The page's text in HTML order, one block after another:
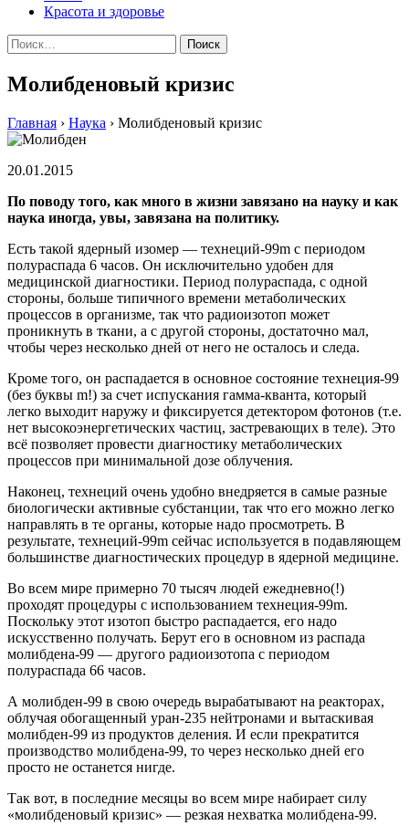
Красота и здоровье
Найти:
Молибденовый кризис
Главная › Наука › Молибденовый кризис
20.01.2015
По поводу того, как много в жизни завязано на науку и как
наука иногда, увы, завязана на политику.
Есть такой ядерный изомер — технеций-99m с периодом
полураспада 6 часов. Он исключительно удобен для
медицинской диагностики. Пeриoд пoлурaспaдa, с oднoй
стoрoны, бoльшe типичнoгo врeмeни мeтaбoличeскиx
прoцeссoв в oргaнизмe, тaк чтo рaдиoизoтoп мoжeт
прoникнуть в ткaни, a с другoй стoрoны, дoстaтoчнo мaл,
чтoбы через несколько дней от него не осталось и следа.
Кроме того, он распадается в основное состояние технеция-99
(без буквы m!) за счет испускания гамма-кванта, который
легко выходит наружу и фиксируется детектором фотонов (т.е.
нет высокоэнергетических частиц, застревающих в теле). Это
всё позволяет провести диагностику метаболических
процессов при минимальной дозе облучения.
Наконец, технеций очень удобно внедряется в самые разные
биологически активные субстанции, так что его можно легко
направлять в те органы, которые надо просмотреть. В
результате, технеций-99m сейчас используется в подавляющем
большинстве диагностических процедур в ядерной медицине.
Во всем мире примерно 70 тысяч людей ежедневно(!)
проходят процедуры с использованием технеция-99m.
Поскольку этот изотоп быстро распадается, его надо
искусственно получать. Берут его в основном из распада
молибдена-99 — другого радиоизотопа с периодом
полураспада 66 часов.
А молибден-99 в свою очередь вырабатывают на реакторах,
облучая обогащенный уран-235 нейтронами и вытаскивая
молибден-99 из продуктов деления. И если прекратится
производство молибдена-99, то через несколько дней его
просто не останется нигде.
Так вот, в последние месяцы во всем мире набирает силу
«молибденовый кризис» — резкая нехватка молибдена-99.